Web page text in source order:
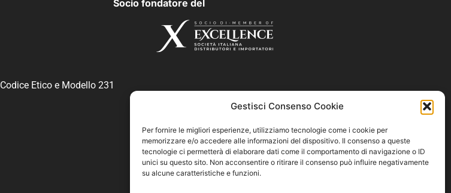
Gestisci Consenso Cookie
Per fornire le migliori esperienze, utilizziamo tecnologie come i cookie per
memorizzare e/o accedere alle informazioni del dispositivo. Il consenso a queste
tecnologie ci permetterà di elaborare dati come il comportamento di navigazione o ID
unici su questo sito. Non acconsentire o ritirare il consenso può influire negativamente
su alcune caratteristiche e funzioni.
Socio fondatore del
Codice Etico e Modello 231